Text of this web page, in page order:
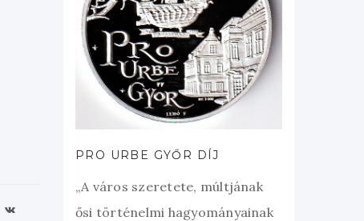
PRO URBE GYŐR DÍJ
„A város szeretete, múltjának
ősi történelmi hagyományainak